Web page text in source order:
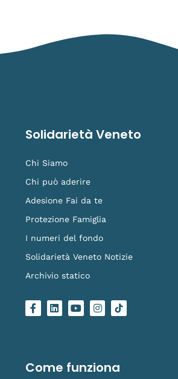
Solidarietà Veneto
Chi Siamo
Chi può aderire
Adesione Fai da te
Protezione Famiglia
I numeri del fondo
Solidarietà Veneto Notizie
Archivio statico
F
a
o
k
L
i
i
n
Y
o
e
I
n
r
a
L
o
i
k
Come funziona